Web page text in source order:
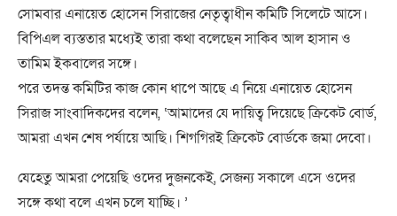
সোমবার এনায়েত হোসেন সিরাজের নেতৃত্বাধীন কমিটি সিলেটে আসে।
বিপিএল ব্যস্ততার মধ্যেই তারা কথা বলেছেন সাকিব আল হাসান ও
তামিম ইকবালের সঙ্গে।
পরে তদন্ত কমিটির কাজ কোন ধাপে আছে এ নিয়ে এনায়েত হোসেন
সিরাজ সাংবাদিকদের বলেন, ‘আমাদের যে দায়িত্ব দিয়েছে ক্রিকেট বোর্ড,
আমরা এখন শেষ পর্যায়ে আছি। শিগগিরই ক্রিকেট বোর্ডকে জমা দেবো।
যেহেতু আমরা পেয়েছি ওদের দুজনকেই, সেজন্য সকালে এসে ওদের
সঙ্গে কথা বলে এখন চলে যাচ্ছি। ’